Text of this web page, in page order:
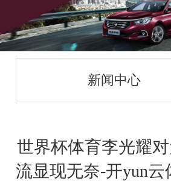
新闻中心
世界杯体育李光耀
流显现无奈-开yun云